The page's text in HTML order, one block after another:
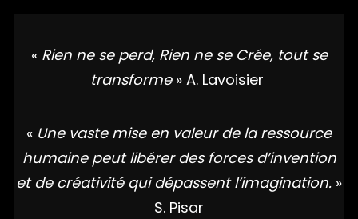
« Rien ne se perd, Rien ne se Crée, tout se
transforme » A. Lavoisier
« Une vaste mise en valeur de la ressource
humaine peut libérer des forces d’invention
et de créativité qui dépassent l’imagination. »
S. Pisar